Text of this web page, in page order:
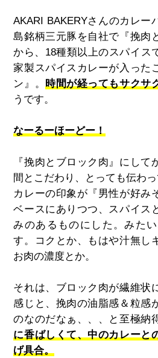
AKARI BAKERYさんのカレー
島銘柄三元豚を自社で『挽肉
から、 18種類以上のスパイス
家製スパイスカレーが入った
ン』。時間が経ってもサクサ
うです。
なーるーほーどー！
『挽肉とブロック肉』にして
間とこだわり、とっても伝わっ
カレーの印象が『男性が好み
ベースにありつつ、スパイス
みのあるものにした。みた
す。コクとか、もはや汁無し
お肉の濃度とか。
それは、ブロック肉が繊維状
感じと、挽肉の油脂感＆粒感
のなのだなぁ、、、と至極納
に香ばしくて、中のカレーと
げ具合。